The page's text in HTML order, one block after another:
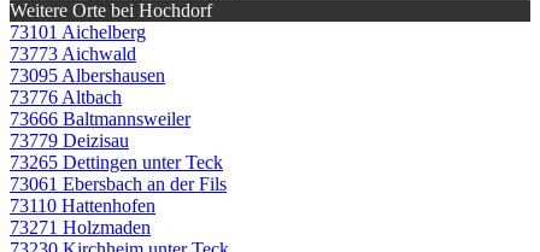
Weitere Orte bei Hochdorf
73101 Aichelberg
73773 Aichwald
73095 Albershausen
73776 Altbach
73666 Baltmannsweiler
73779 Deizisau
73265 Dettingen unter Teck
73061 Ebersbach an der Fils
73110 Hattenhofen
73271 Holzmaden